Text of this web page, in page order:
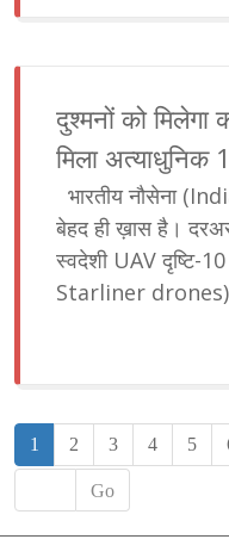
दुश्मनों को मिलेगा
मिला अत्याधुनिक
भारतीय नौसेना
बेहद ही ख़ास है।
स्वदेशी UAV दृष्टि-
Starliner drones)
लिया गया है।
1 2 3 4 5
Go